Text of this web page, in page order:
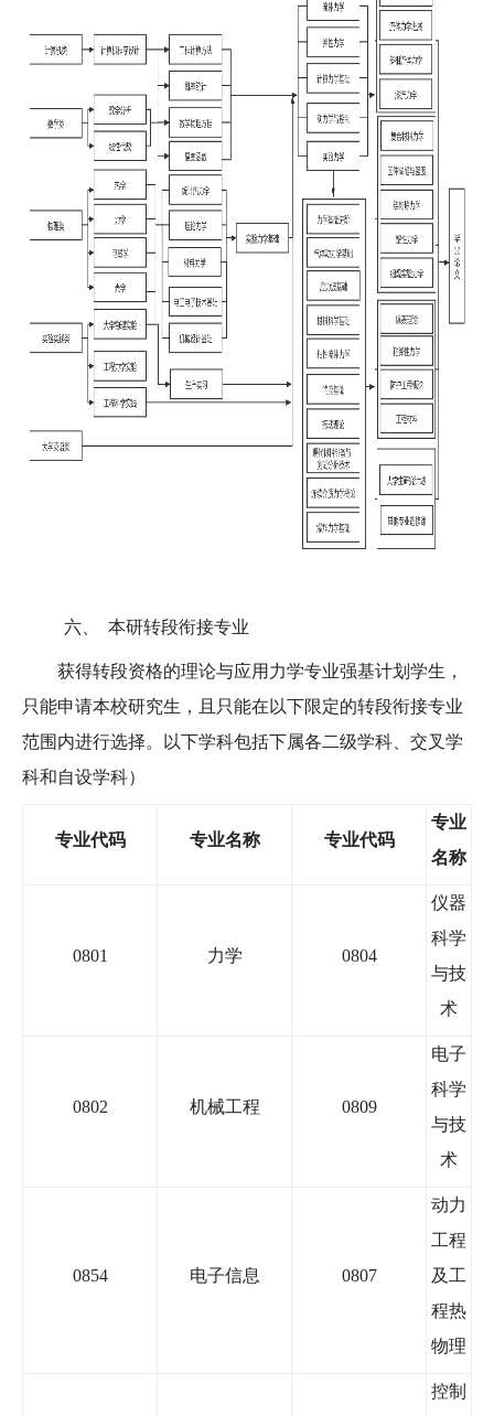
六、 本研转段衔接专业
获得转段资格的理论与应用力学专业强基计划学生，
只能申请本校研究生，且只能在以下限定的转段衔接专业
范围内进行选择。以下学科包括下属各二级学科、交叉学
科和自设学科）
专业代码 专业名称 专业代码
专业
名称
0801 力学 0804
仪器
科学
与技
术
0802 机械工程 0809
电子
科学
与技
术
0854 电子信息 0807
动力
工程
及工
程热
物理
控制